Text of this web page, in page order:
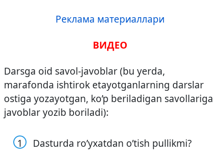
Реклама материаллари
ВИДЕО
Darsga oid savol-javoblar (bu yerda,
marafonda ishtirok etayotganlarning darslar
ostiga yozayotgan, ko’p beriladigan savollariga
javoblar yozib boriladi):
Dasturda ro’yxatdan o’tish pullikmi?